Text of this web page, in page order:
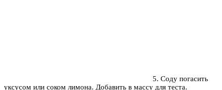
5. Соду погасить
уксусом или соком лимона. Добавить в массу для теста.